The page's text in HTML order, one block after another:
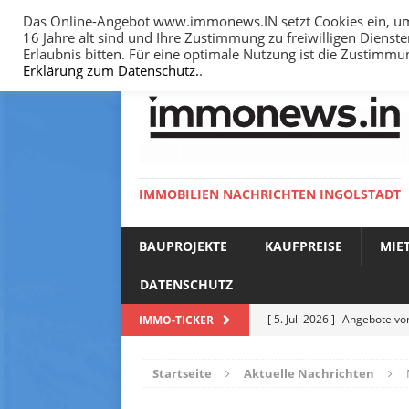
HOME IMPRESSUM DATENSCHUTZ
IMMOBILIEN NACHRICHTEN INGOLSTADT
BAUPROJEKTE KAUFPREISE
DATENSCHUTZ
IMMO-TICKER [ 5. Juli 2026 ] Angebote
[ 14. Juni 2026 ]
Startseite Aktuelle Nachrichten
Das Online-Angebot www.immonews.IN setzt Cookies ein,
16 Jahre alt sind und Ihre Zustimmung zu freiwilligen
Erlaubnis bitten. Für eine optimale Nutzung ist die
Erklärung zum Datenschutz..